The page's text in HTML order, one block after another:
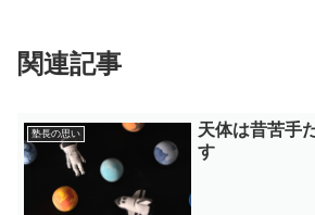
関連記事
塾長の思い
天体は昔苦手
す